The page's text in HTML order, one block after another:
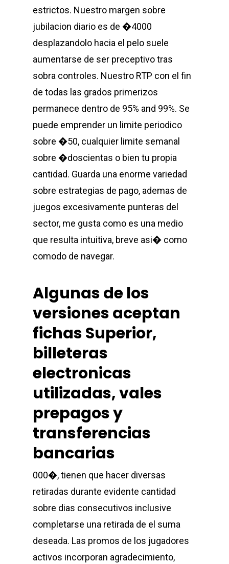
estrictos. Nuestro margen sobre
jubilacion diario es de �4000
desplazandolo hacia el pelo suele
aumentarse de ser preceptivo tras
sobra controles. Nuestro RTP con el fin
de todas las grados primerizos
permanece dentro de 95% and 99%. Se
puede emprender un limite periodico
sobre �50, cualquier limite semanal
sobre �doscientas o bien tu propia
cantidad. Guarda una enorme variedad
sobre estrategias de pago, ademas de
juegos excesivamente punteras del
sector, me gusta como es una medio
que resulta intuitiva, breve asi� como
comodo de navegar.
Algunas de los
versiones aceptan
fichas Superior,
billeteras
electronicas
utilizadas, vales
prepagos y
transferencias
bancarias
000�, tienen que hacer diversas
retiradas durante evidente cantidad
sobre dias consecutivos inclusive
completarse una retirada de el suma
deseada. Las promos de los jugadores
activos incorporan agradecimiento,
Office Address: 1069 -
Equipment
Cardio Equipment
ACE Series
ALFA Series
Indian
Adventure Sports
Outdoor